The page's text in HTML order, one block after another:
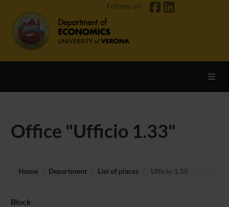
Follow on
Office "Ufficio 1.33"
Home Department List of places Ufficio 1.33
Block